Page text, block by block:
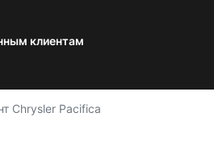
клиентам
Chrysler Pacifica